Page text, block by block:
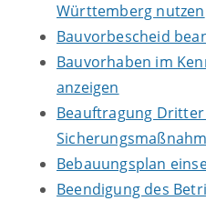
Württemberg nutzen
Bauvorbescheid
Bauvorhaben im
anzeigen
Beauftragung
Bebauungsplan
Beendigung des